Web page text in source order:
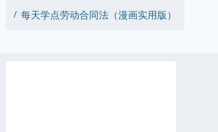
每天学点劳动合同法（漫画实用版）